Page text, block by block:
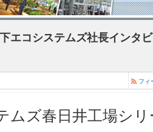
エコシステムズ社長インタ
フィ
ムズ春日井工場シ